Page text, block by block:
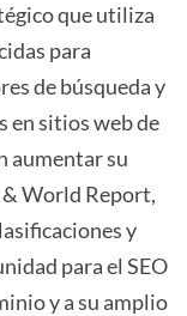
que utiliza
para
de búsqueda y
en sitios web de
aumentar su
World Report,
y
para el SEO
y a su amplio